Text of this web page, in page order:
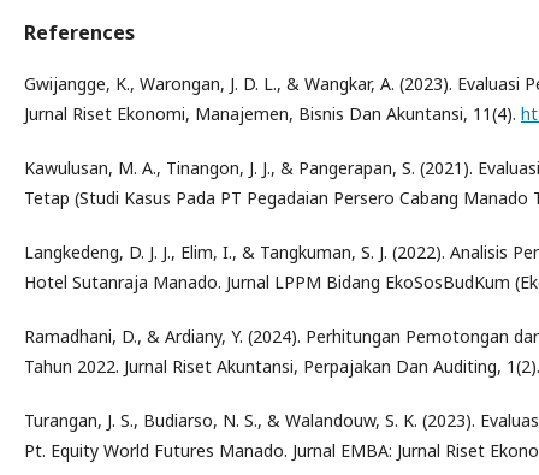
References
Gwijangge, K., Warongan, J. D. L., & Wangkar, A. (2023).
Jurnal Riset Ekonomi, Manajemen, Bisnis Dan Akuntansi, 11(4).
Kawulusan, M. A., Tinangon, J. J., & Pangerapan, S. (2021).
Tetap (Studi Kasus Pada PT Pegadaian Persero Cabang Manado
Langkedeng, D. J. J., Elim, I., & Tangkuman, S. J. (2022).
Hotel Sutanraja Manado. Jurnal LPPM Bidang EkoSosBudKum
Ramadhani, D., & Ardiany, Y. (2024). Perhitungan Pemotongan
Tahun 2022. Jurnal Riset Akuntansi, Perpajakan Dan Auditing,
Turangan, J. S., Budiarso, N. S., & Walandouw, S. K. (2023).
Pt. Equity World Futures Manado. Jurnal EMBA: Jurnal Riset